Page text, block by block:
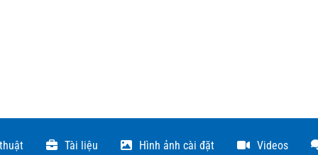
Tài liệu Hình ảnh cài đặt Videos